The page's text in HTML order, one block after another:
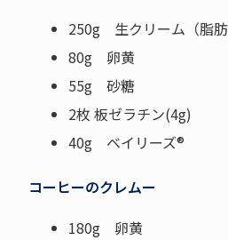
250g 生クリーム（脂肪
80g 卵黄
55g 砂糖
2枚 板ゼラチン(4g)
40g ベイリーズ®
コーヒーのクレムー
180g 卵黄